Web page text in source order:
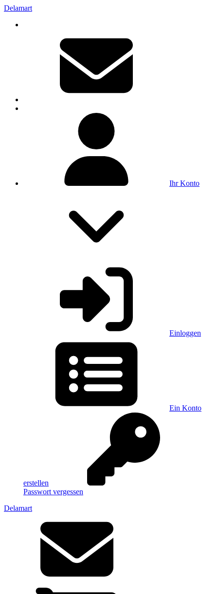
Delamart
Ihr Konto
Einloggen
Ein Konto
erstellen
Passwort vergessen
Delamart